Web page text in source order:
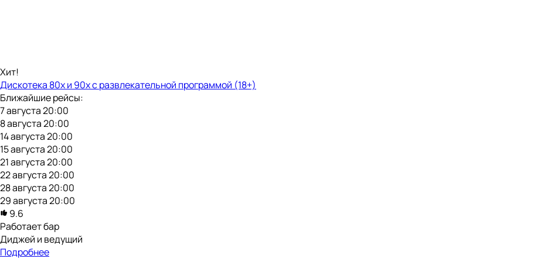
Хит!
Дискотека 80х и 90х с развлекательной программой (18+)
Ближайшие рейсы:
7 августа 20:00
8 августа 20:00
14 августа 20:00
15 августа 20:00
21 августа 20:00
22 августа 20:00
28 августа 20:00
29 августа 20:00
9.6
Работает бар
Диджей и ведущий
Подробнее